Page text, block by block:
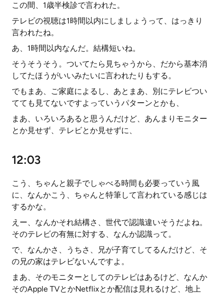
この間、1歳半検診で言われた。
テレビの視聴は1時間以内にしましょうって、はっきり
言われたね。
あ、1時間以内なんだ。結構短いね。
そうそうそう。ついてたら見ちゃうから、だから基本消
してたほうがいいみたいに言われたりもする。
でもまあ、ご家庭によるし、あとまあ、別にテレビつい
てても見てないですよっていうパターンとかも、
まあ、いろいろあると思うんだけど、あんまりモニター
とか見せず、テレビとか見せずに、
12:03
こう、ちゃんと親子でしゃべる時間も必要っていう風
に、なんかこう、ちゃんと特筆して言われている感じは
するかな。
えー、なんかそれ結構さ、世代で認識違いそうだよね。
そのテレビの有無に対する、なんか認識って。
で、なんかさ、うちさ、兄が子育てしてるんだけど、そ
の兄の家はテレビないんですよ。
まあ、そのモニターとしてのテレビはあるけど、なんか
そのApple TVとかNetflixとか配信は見れるけど、地上